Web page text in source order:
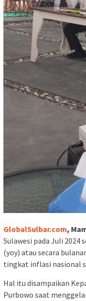
GlobalSulbar.com,
Sulawesi pada Juli 2024
(yoy) atau secara
tingkat inflasi nasional
Hal itu disampaikan
Purbowo saat